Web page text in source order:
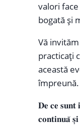
valori
bogată și
Vă
practicați
această
împreună.
𝐃𝐞 𝐜𝐞 𝐬𝐮𝐧𝐭
𝐜𝐨𝐧𝐭𝐢𝐧𝐮𝐚̆